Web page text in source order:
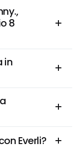
8
in
Everli?